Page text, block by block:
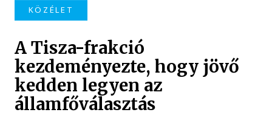
KÖZÉLET
A Tisza-frakció
kezdeményezte, hogy jövő
kedden legyen az
államfőválasztás